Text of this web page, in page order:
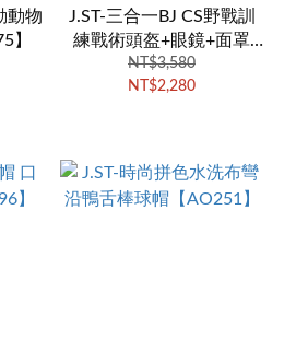
動物
】
J.ST-三合一BJ CS野戰訓
練戰術頭盔+眼鏡+面罩
【CS01】
NT$3,580
NT$2,280